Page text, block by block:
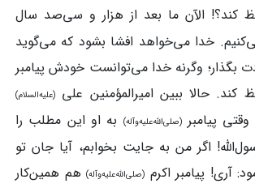
کند؟! الآن ما بعد از هزار و سی‌صد سال
خدا می‌خواهد افشا بشود که می‌گوید
بگذار؛ وگرنه خدا می‌توانست خودش پیامبر
کند. حالا ببین امیرالمؤمنین علی (علیه‌السلام)
پیامبر(صلی‌الله‌علیه‌وآله) به او این مطلب را
اگر من به جایت بخوابم، آیا جان تو
آری! پیامبر اکرم (صلی‌الله‌علیه‌وآله) هم همین‌کار